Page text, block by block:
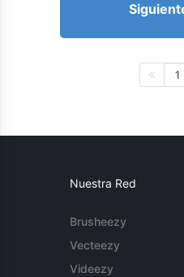
1
Nuestra Red
Brusheezy
Vecteezy
Videezy